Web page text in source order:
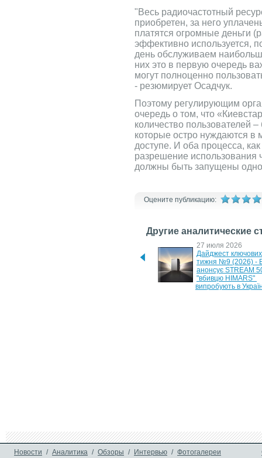
"Весь радиочастотный
приобретен, за него
платятся огромные деньги
эффективно используется,
день обслуживаем
них это в первую очередь
могут полноценно
- резюмирует Осадчук.
Поэтому регулирующим
очередь о том, что
количество пользователей
которые остро нуждаются
доступе. И оба процесса,
разрешение использования
должны быть запущены
Оцените публикацию:
Другие аналитические
Дайджест ключових новин
27 июля 2026
Дайджест
тижня №9 (2026) -
анонсує STREAM
"вбивцю HIMARS"
випробують в
Pro та новий ASUS
ExpertBook Ultra
Новости / Аналитика / Обзоры / Интервью / Фотогалереи